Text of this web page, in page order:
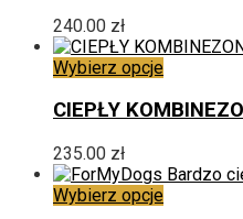
Opcje
można
wybrać
na
240.00 zł
Wybierz opcjeTen
ma
Opcje
można
wybrać
CIEPŁY
235.00 zł
Wybierz opcjeTen